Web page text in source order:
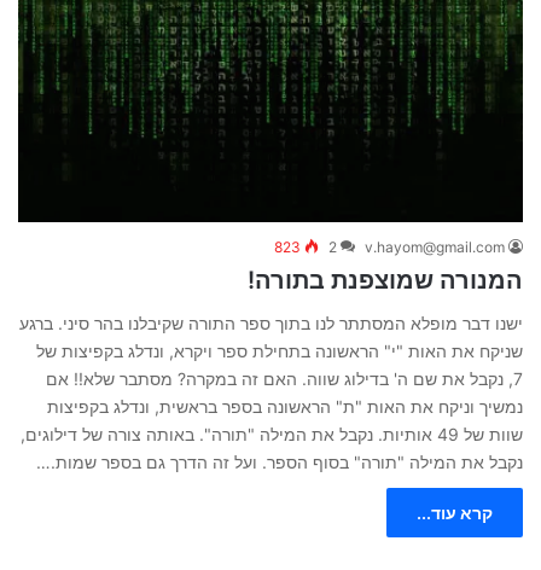
v.hayom@gmail.com
2
823
המנורה שמוצפנת בתורה!
ישנו דבר מופלא המסתתר לנו בתוך ספר התורה שקיבלנו בהר סיני. ברגע
שניקח את האות "י" הראשונה בתחילת ספר ויקרא, ונדלג בקפיצות של
7, נקבל את שם ה' בדילוג שווה. האם זה במקרה? מסתבר שלא!! אם
נמשיך וניקח את האות "ת" הראשונה בספר בראשית, ונדלג בקפיצות
שוות של 49 אותיות. נקבל את המילה "תורה". באותה צורה של דילוגים,
נקבל את המילה "תורה" בסוף הספר. ועל זה הדרך גם בספר שמות.…
קרא עוד...